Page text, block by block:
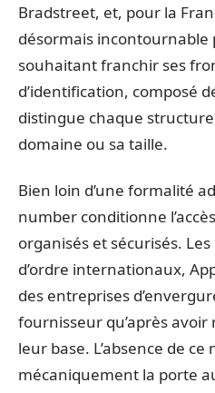
Bradstreet, et, pour la
désormais
souhaitant franchir ses
d’identification, composé
distingue chaque
domaine ou sa taille.
Bien loin d’une formalité
number conditionne
organisés et sécurisés.
d’ordre internationaux,
des entreprises
fournisseur qu’après
leur base. L’absence de
mécaniquement la porte